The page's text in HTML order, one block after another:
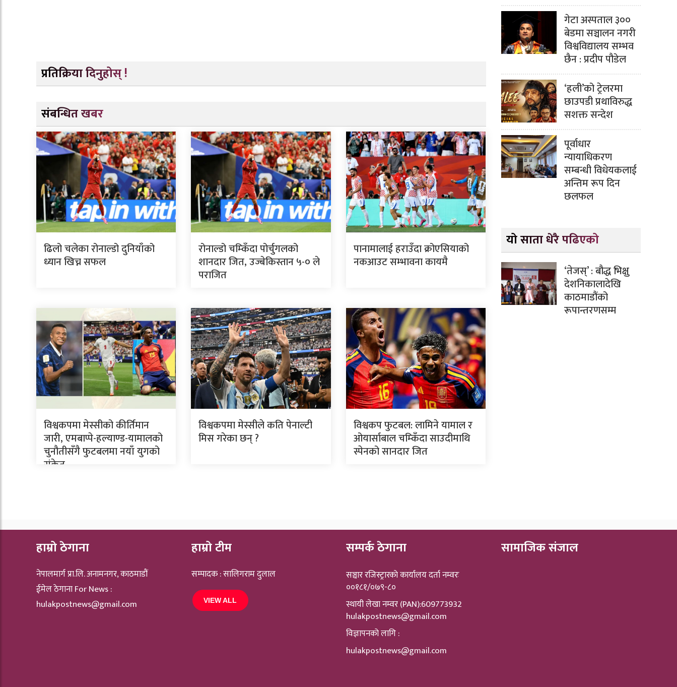
प्रतिक्रिया दिनुहोस् !
संबन्धित खबर
ढिलो चलेका रोनाल्डो दुनियाँको
ध्यान खिच्न सफल
रोनाल्डो चम्किँदा पोर्चुगलको
शानदार जित, उज्बेकिस्तान ५-० ले
पराजित
पानामालाई हराउँदा क्रोएसियाको
नकआउट सम्भावना कायमै
विश्वकपमा मेस्सीको कीर्तिमान
जारी, एमबाप्पे-हल्याण्ड-यामालको
चुनौतीसँगै फुटबलमा नयाँ युगको
संकेत
विश्वकपमा मेस्सीले कति पेनाल्टी
मिस गरेका छन् ?
विश्वकप फुटबल: लामिने यामाल र
ओयार्साबाल चम्किँदा साउदीमाथि
स्पेनको सानदार जित
गेटा अस्पताल ३००
बेडमा सञ्चालन नगरी
विश्वविद्यालय सम्भव
छैन : प्रदीप पौडेल
‘हली’को ट्रेलरमा
छाउपडी प्रथाविरुद्ध
सशक्त सन्देश
पूर्वाधार
न्यायाधिकरण
सम्बन्धी विधेयकलाई
अन्तिम रूप दिन
छलफल
यो साता धेरै पढिएको
‘तेजस्’ : बौद्ध भिक्षु
देशनिकालादेखि
काठमाडौंको
रूपान्तरणसम्म
हाम्रो ठेगाना
नेपालमार्ग प्रा.लि. अनामनगर, काठमाडौं
ईमेल ठेगाना For News :
hulakpostnews@gmail.com
हाम्रो टीम
सम्पादक : सालिगराम दुलाल
VIEW ALL
सम्पर्क ठेगाना
सञ्चार रजिस्ट्रारकाे कार्यालय दर्ता नम्वरः
००१८१/०७९-८०
स्थायी लेखा नम्वर (PAN):609773932
hulakpostnews@gmail.com
विज्ञापनको लागि :
hulakpostnews@gmail.com
सामाजिक संजाल